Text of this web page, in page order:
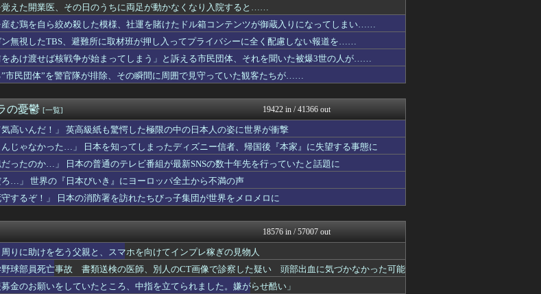
ん、渾身のあたシコダンスがえちえちだと話...
月収1500万円の超ホワイト企業だった
アニゲー速報
上するｗｗｗｗｗ
わんこーる速報！
ｗｗｗ
アニチャット
なんか？
V系まとめ速報
おたくみくす 声優まとめ
う父親と、スマホを向けてインプレ稼ぎの見物人
痛いニュース(ﾉ∀`)
つかる
いたしん！
てもOSをその場で書き換えられるのか
日のお弁当がコチラです！！！
AKB48タイムズ（AKB...
急増 過去最多ペースで推移 「当たれば一攫...
PCパーツまとめ
きこもり…絶望の底から家族を救ったのは『障...
凹凸ちゃんねる 発達障害・...
に甘やかされる女騎士の姿です。
ウマ娘まとめ速報うまろぐ
いんだよ丼を作る
チしたンゴ！ガチで可愛い女子大生💕...
キニ速
ている ᯠ_ ̫ _ᯄ Ⳋ」←『中々の出来栄え...
VTuberNews
し、カレー、うなぎ、とんかつなどなどの冷凍食...
ほんわかMkⅡ
ルのラブライブ!に関する報告をするスレ
コンテンツ・声優 | ラブ...
こんなもんか…」ってなるラーメン屋wwwww...
ラーメン速報｜2chまとめ...
登山ちゃんねる
わりそうだな…
ゲーム実況者速報＠YouT...
覚えた開業医、その日のうちに両足が動かなくなり入院すると……
む鶏を自ら絞め殺した模様、社運を賭けたドル箱コンテンツが御蔵入りになってしまい……
無視したTBS、避難所に取材班が押し入ってプライバシーに全く配慮しない報道を……
をあけ渡せば核戦争が始まってしまう」と訴える市民団体、それを聞いた被爆3世の人が……
市民団体”を警官隊が排除、その瞬間に周囲で見守っていた観客たちが……
の憂鬱 [一覧] 19422 in / 41366 out
高いんだ！」 英高級紙も驚愕した極限の中の日本人の姿に世界が衝撃
じゃなかった…」 日本を知ってしまったディズニー信者、帰国後『本家』に失望する事態に
ったのか…」 日本の普通のテレビ番組が最新SNSの数十年先を行っていたと話題に
…」 世界の『日本びいき』にヨーロッパ全土から不満の声
するぞ！」 日本の消防署を訪れたちびっ子集団が世界をメロメロに
18576 in / 57007 out
りに助けを乞う父親と、スマホを向けてインプレ稼ぎの見物人
野球部員死亡事故 書類送検の医師、別人のCT画像で診察した疑い 頭部出血に気づかなかった可能
金のお願いをしていたところ、中指を立てられました。嫌がらせ酷い」